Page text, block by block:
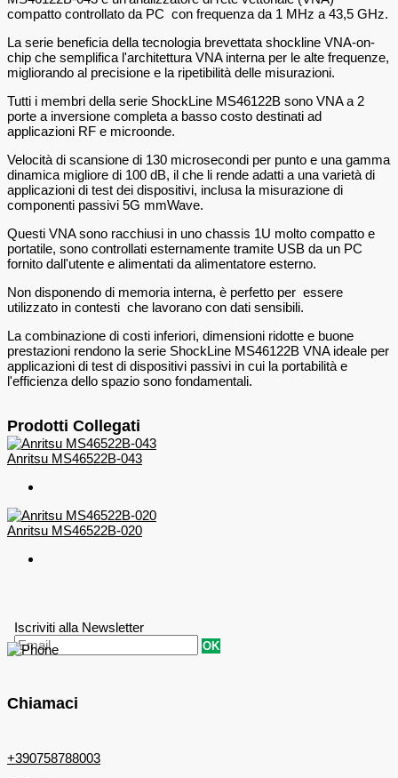
compatto controllato da PC con frequenza da 1 MHz a 43,5 GHz.
La serie beneficia della tecnologia brevettata shockline VNA-on-
chip che semplifica l'architettura VNA interna per le alte frequenze,
migliorando al precisione e la ripetibilità delle misurazioni.
Tutti i membri della serie ShockLine MS46122B sono VNA a 2
porte a inversione completa a basso costo destinati ad
applicazioni RF e microonde.
Velocità di scansione di 130 microsecondi per punto e una gamma
dinamica migliore di 100 dB, il che li rende adatti a una varietà di
applicazioni di test dei dispositivi, inclusa la misurazione di
componenti passivi 5G mmWave.
Questi VNA sono racchiusi in uno chassis 1U molto compatto e
portatile, sono controllati esternamente tramite USB da un PC
fornito dall'utente e alimentati da alimentatore esterno.
Non disponendo di memoria interna, è perfetto per essere
utilizzato in contesti che lavorano con dati sensibili.
La combinazione di costi inferiori, dimensioni ridotte e buone
prestazioni rendono la serie ShockLine MS46122B VNA ideale per
applicazioni di test di dispositivi passivi in ​​cui la portabilità e
l'efficienza dello spazio sono fondamentali.
Prodotti Collegati
Anritsu MS46522B-043
Anritsu MS46522B-020
Iscriviti alla Newsletter
OK
Chiamaci
+390758788003